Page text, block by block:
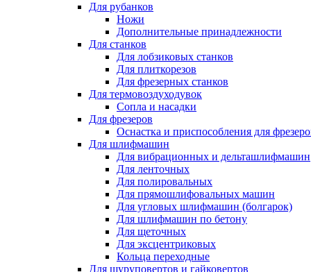
Для рубанков
Ножи
Дополнительные принадлежности
Для станков
Для лобзиковых станков
Для плиткорезов
Для фрезерных станков
Для термовоздуходувок
Сопла и насадки
Для фрезеров
Оснастка и приспособления для
Для шлифмашин
Для вибрационных и дельташлифмашин
Для ленточных
Для полировальных
Для прямошлифовальных машин
Для угловых шлифмашин (болгарок)
Для шлифмашин по бетону
Для щеточных
Для эксцентриковых
Кольца переходные
Для шуруповертов и гайковертов